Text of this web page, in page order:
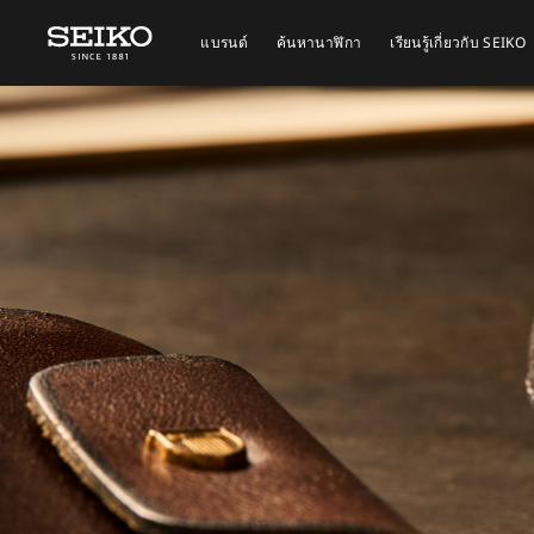
แบรนด์ ค้นหานาฬิกา เรียนรู้เกี่ยวกับ SEIKO